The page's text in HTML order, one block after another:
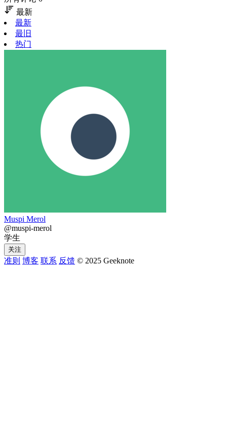
最新
最新
最旧
热门
Muspi Merol
@muspi-merol
学生
关注
准则 博客 联系 反馈 © 2025 Geeknote